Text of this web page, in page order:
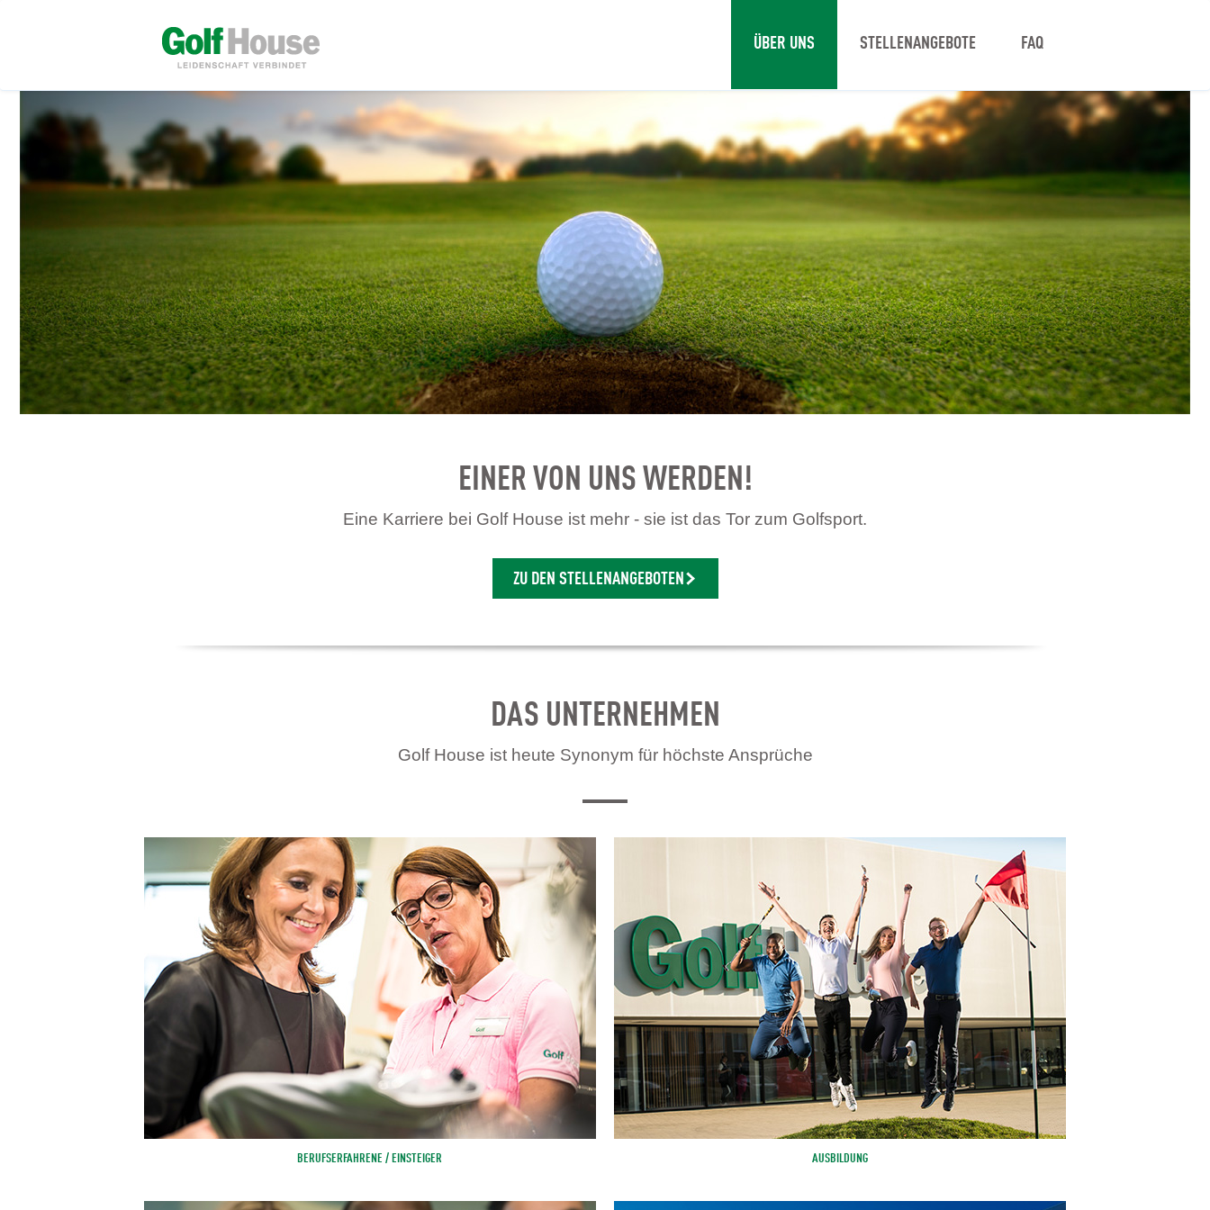
ÜBER UNS STELLENANGEBOTE FAQ
EINER VON UNS WERDEN!
Eine Karriere bei Golf House ist mehr - sie ist das Tor zum Golfsport.
ZU DEN STELLENANGEBOTEN
DAS UNTERNEHMEN
Golf House ist heute Synonym für höchste Ansprüche
BERUFSERFAHRENE / EINSTEIGER AUSBILDUNG